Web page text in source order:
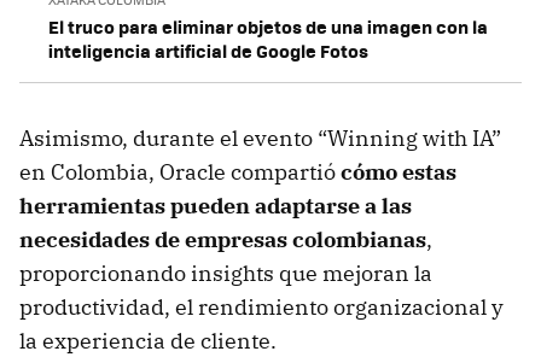
El truco para eliminar objetos de una imagen con la
inteligencia artificial de Google Fotos
Asimismo, durante el evento “Winning with IA”
en Colombia, Oracle compartiócómo estas
herramientas pueden adaptarse a las
necesidades de empresas colombianas,
proporcionando insights que mejoran la
productividad, el rendimiento organizacional y
la experiencia de cliente.